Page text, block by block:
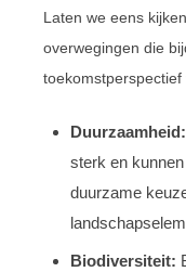
Laten we eens
overwegingen die
Duurzaamheid:
sterk en
duurzame
Biodiversiteit: